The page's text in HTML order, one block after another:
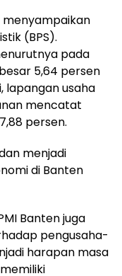
menyampaikan
(BPS).
pada
5,64 persen
lapangan usaha
mencatat
persen.
menjadi
di Banten
Banten juga
pengusaha-
harapan masa